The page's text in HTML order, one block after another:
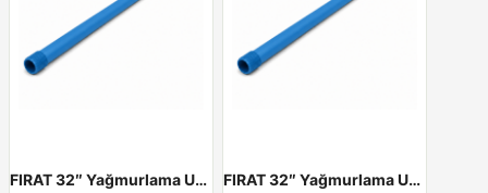
FIRAT 32″ Yağmurlama Uzatma Borusu (Mavi) | 25 - 100 cm - 25cm FIRAT 32″ Yağmurlama Uzatma Borusu (Mavi) | 25 - 100 cm - 30cm